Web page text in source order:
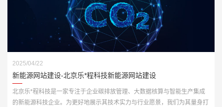
2025/04/22
新能源网站建设-北京乐*程科技新能源网站建设
北京乐*程科技是一家专注于企业碳排放管理、大数据核算与智能生产集成
的新能源科技企业。为更好地展示其技术实力与行业愿景，我们为其量身打